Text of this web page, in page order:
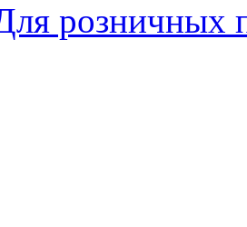
розничных